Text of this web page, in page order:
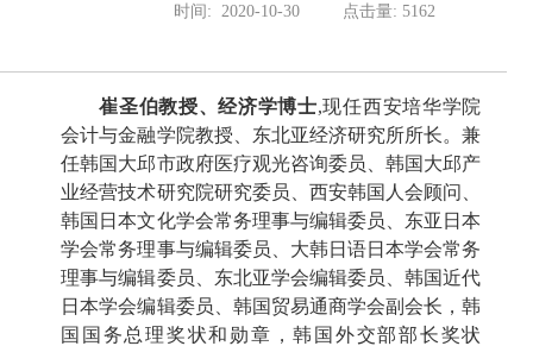
              时间:  2020-10-30         点击量:
5162
崔圣伯教授、经济学博士,现任西安培华学院
会计与金融学院教授、东北亚经济研究所所长。兼
任韩国大邱市政府医疗观光咨询委员、韩国大邱产
业经营技术研究院研究委员、西安韩国人会顾问、
韩国日本文化学会常务理事与编辑委员、东亚日本
学会常务理事与编辑委员、大韩日语日本学会常务
理事与编辑委员、东北亚学会编辑委员、韩国近代
日本学会编辑委员、韩国贸易通商学会副会长，韩
国国务总理奖状和勋章，韩国外交部部长奖状